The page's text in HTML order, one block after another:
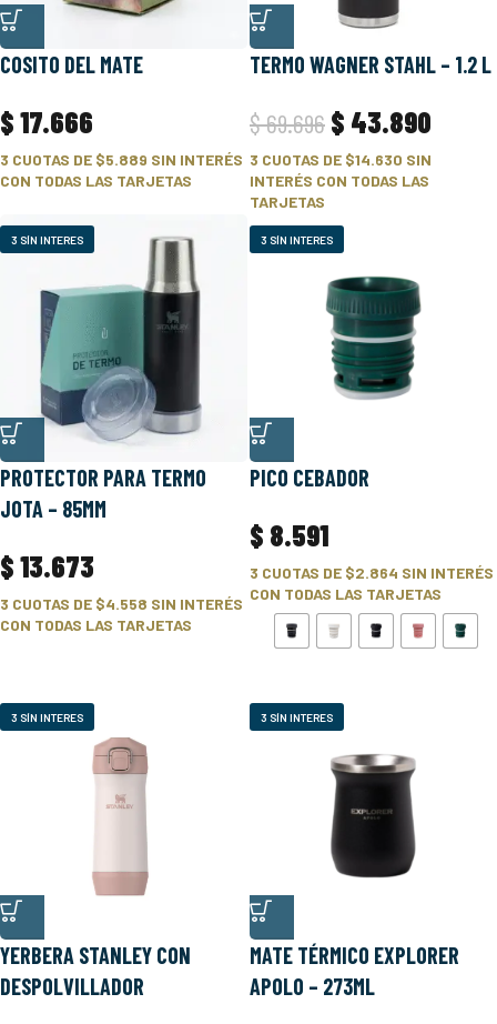
COSITO DEL MATE
$17.666
3 CUOTAS DE $5.889 SIN INTERÉS
CON TODAS LAS TARJETAS
TERMO WAGNER STAHL – 1.2 L
$69.696 $ 43.890
3 CUOTAS DE $14.630 SIN
INTERÉS CON TODAS LAS
TARJETAS
3 SÍN INTERES
PROTECTOR PARA TERMO
JOTA – 85MM
$13.673
3 CUOTAS DE $4.558 SIN INTERÉS
CON TODAS LAS TARJETAS
3 SÍN INTERES
PICO CEBADOR
$ 8.591
3 CUOTAS DE $2.864 SIN INTERÉS
CON TODAS LAS TARJETAS
3 SÍN INTERES
YERBERA STANLEY CON
DESPOLVILLADOR
3 SÍN INTERES
MATE TÉRMICO EXPLORER
APOLO – 273ML